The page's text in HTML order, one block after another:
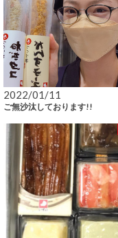
2022/01/11
ご無沙汰しております!!